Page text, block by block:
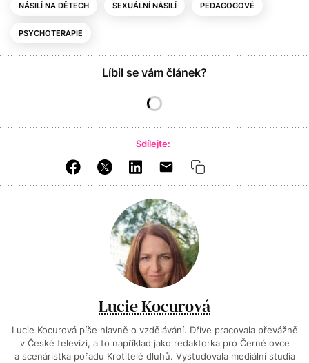
NÁSILÍ NA DĚTECH SEXUÁLNÍ NÁSILÍ PEDAGOGOVÉ
PSYCHOTERAPIE
Líbil se vám článek?
Sdílejte:
Lucie Kocurová
Lucie Kocurová píše hlavně o vzdělávání. Dříve pracovala převážně
v České televizi, a to například jako redaktorka pro Černé ovce
a scenáristka pořadu Krotitelé dluhů. Vystudovala mediální studia